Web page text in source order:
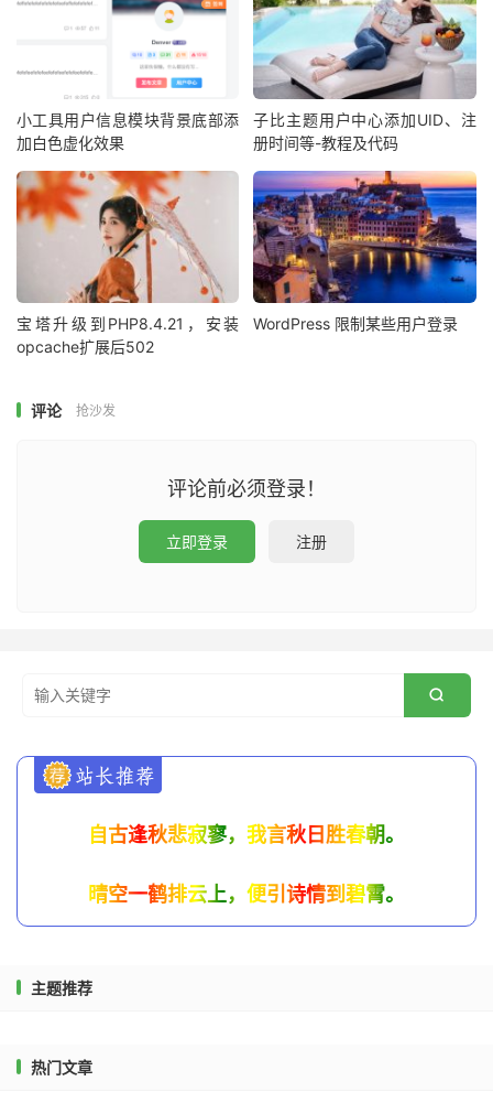
小工具用户信息模块背景底部添
加白色虚化效果
子比主题用户中心添加UID、注
册时间等-教程及代码
宝塔升级到PHP8.4.21，安装
opcache扩展后502
WordPress 限制某些用户登录
评论 抢沙发
评论前必须登录！
立即登录 注册

自古逢秋悲寂寥，我言秋日胜春朝。
晴空一鹤排云上，便引诗情到碧霄。
主题推荐
热门文章